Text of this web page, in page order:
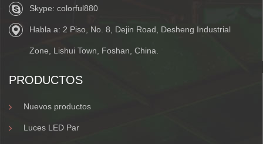
Skype: colorful880
Habla a: 2 Piso, No. 8, Dejin Road, Desheng Industrial
Zone, Lishui Town, Foshan, China.
PRODUCTOS
Nuevos productos
Luces LED Par